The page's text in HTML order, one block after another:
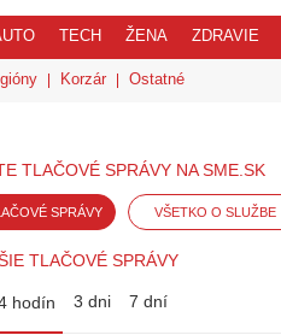
TECH ŽENA ZDRAVIE
Korzár Ostatné
TLAČOVÉ SPRÁVY NA SME.SK
SPRÁVY VŠETKO O SLUŽBE
TLAČOVÉ SPRÁVY
hodín 3 dni 7 dní